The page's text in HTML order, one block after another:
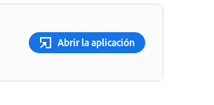
Abrir la aplicación